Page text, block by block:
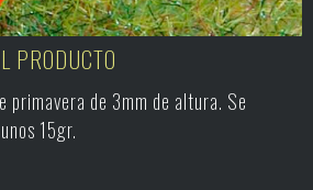
PRODUCTO
primavera de 3mm de altura. Se
15gr.